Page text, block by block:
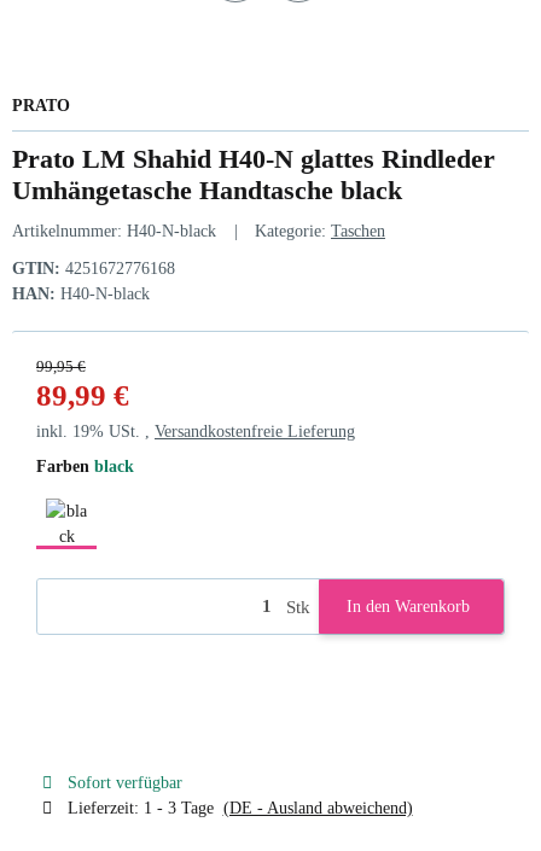
PRATO
Prato LM Shahid H40-N glattes Rindleder
Umhängetasche Handtasche black
Artikelnummer: H40-N-black Kategorie: Taschen
GTIN: 4251672776168
HAN: H40-N-black
99,95 €
89,99 €
inkl. 19% USt. , Versandkostenfreie Lieferung
Farben black
Stk In den Warenkorb
Sofort verfügbar
Lieferzeit: 1 - 3 Tage (DE - Ausland abweichend)